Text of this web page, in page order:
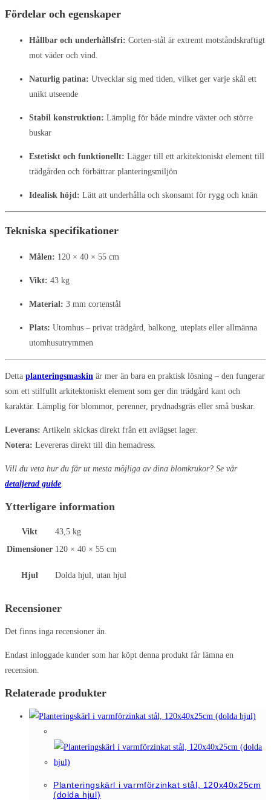
Fördelar och egenskaper
Hållbar och underhållsfri: Corten-stål är extremt motståndskraftigt
mot väder och vind.
Naturlig patina: Utvecklar sig med tiden, vilket ger varje skål ett
unikt utseende
Stabil konstruktion: Lämplig för både mindre växter och större
buskar
Estetiskt och funktionellt: Lägger till ett arkitektoniskt element till
trädgården och förbättrar planteringsmiljön
Idealisk höjd: Lätt att underhålla och skonsamt för rygg och knän
Tekniska specifikationer
Målen: 120 × 40 × 55 cm
Vikt: 43 kg
Material: 3 mm cortenstål
Plats: Utomhus – privat trädgård, balkong, uteplats eller allmänna
utomhusutrymmen
Detta planteringsmaskin är mer än bara en praktisk lösning – den fungerar
som ett stilfullt arkitektoniskt element som ger din trädgård kant och
karaktär. Lämplig för blommor, perenner, prydnadsgräs eller små buskar.
Leverans: Artikeln skickas direkt från ett avlägset lager.
Notera: Levereras direkt till din hemadress.
Vill du veta hur du får ut mesta möjliga av dina blomkrukor? Se vår
detaljerad guide.
Ytterligare information
Vikt
43,5 kg
Dimensioner 120 × 40 × 55 cm
Hjul Dolda hjul, utan hjul
Recensioner
Det finns inga recensioner än.
Endast inloggade kunder som har köpt denna produkt får lämna en
recension.
Relaterade produkter
Planteringskärl i varmförzinkat stål, 120x40x25cm
(dolda hjul)